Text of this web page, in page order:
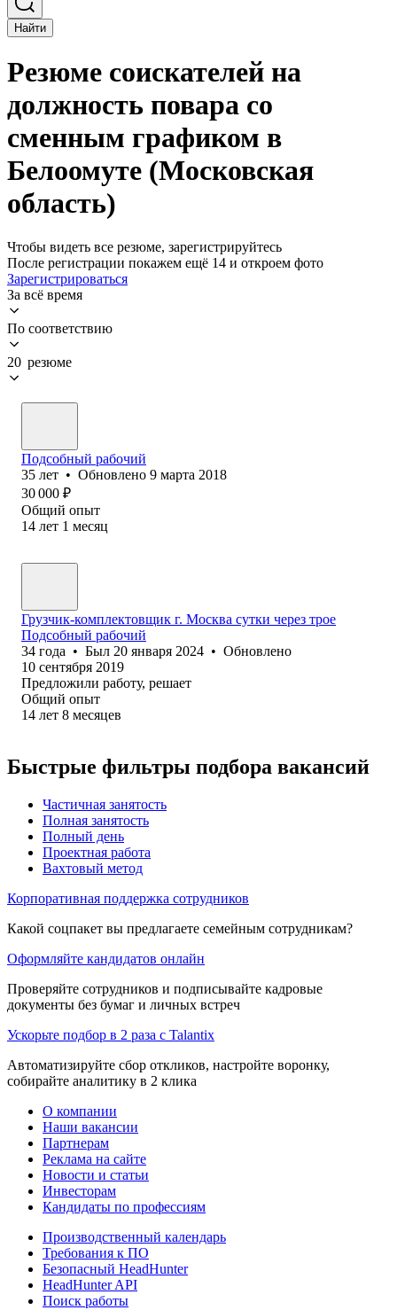
Найти
Резюме соискателей на
должность повара со
сменным графиком в
Белоомуте (Московская
область)
Чтобы видеть все резюме, зарегистрируйтесь
После регистрации покажем ещё 14 и откроем фото
Зарегистрироваться
За всё время
По соответствию
20 резюме
Подсобный рабочий
35 лет • Обновлено 9 марта 2018
30 000 ₽
Общий опыт
14 лет 1 месяц
Грузчик-комплектовщик г. Москва сутки через трое
Подсобный рабочий
34 года • Был 20 января 2024 • Обновлено
10 сентября 2019
Предложили работу, решает
Общий опыт
14 лет 8 месяцев
Быстрые фильтры подбора вакансий
Частичная занятость
Полная занятость
Полный день
Проектная работа
Вахтовый метод
Корпоративная поддержка сотрудников
Какой соцпакет вы предлагаете семейным сотрудникам?
Оформляйте кандидатов онлайн
Проверяйте сотрудников и подписывайте кадровые
документы без бумаг и личных встреч
Ускорьте подбор в 2 раза с Talantix
Автоматизируйте сбор откликов, настройте воронку,
собирайте аналитику в 2 клика
О компании
Наши вакансии
Партнерам
Реклама на сайте
Новости и статьи
Инвесторам
Кандидаты по профессиям
Производственный календарь
Требования к ПО
Безопасный HeadHunter
HeadHunter API
Поиск работы